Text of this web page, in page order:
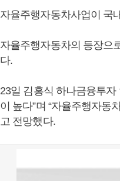
자율주행자동차사업이 국
자율주행자동차의 등장으
다.
23일 김홍식 하나금융투
이 높다”며 “자율주행자동
고 전망했다.